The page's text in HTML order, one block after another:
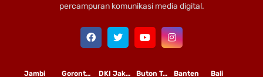
percampuran komunikasi media digital.
Bali
Banten
Buton Tengah
DKI Jakarta
Gorontalo
Jambi